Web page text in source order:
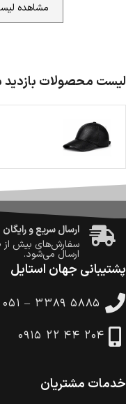
مشاهده
لیست محصولات
ضمانت اصالت کالا
گارانتی معتبر
ارسال سریع و رایگان
سفارش‌های بیش از
ارسال می‌شود.
ضمانت بازگشت کالا
در هنگام خرید
وجود دارد.
است.
پشتیبانی جهان استایل
۰۵۱ – ۳۳۸۹ ۵۸۸۵
۰۹۱۵ ۲۲ ۴۴ ۲۰۴
خدمات مشتریان